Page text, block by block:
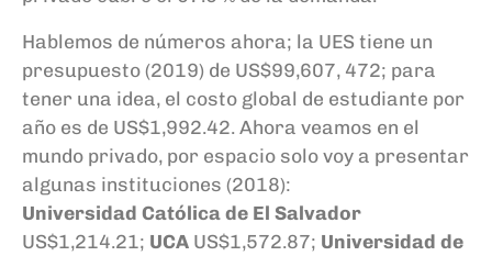
Hablemos de números ahora; la UES tiene un
presupuesto (2019) de US$99,607, 472; para
tener una idea, el costo global de estudiante por
año es de US$1,992.42. Ahora veamos en el
mundo privado, por espacio solo voy a presentar
algunas instituciones (2018):
Universidad Católica de El Salvador
US$1,214.21; UCA US$1,572.87; Universidad de